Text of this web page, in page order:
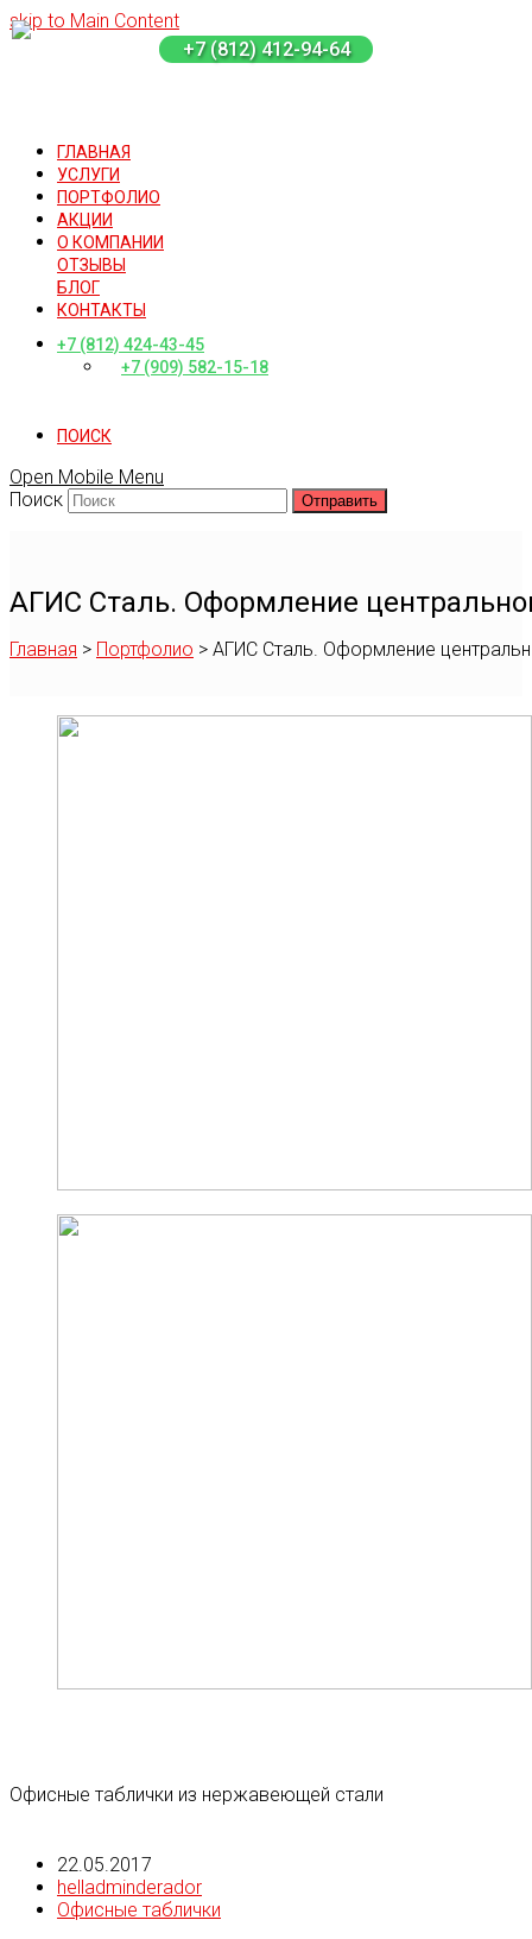
+7 (812) 412-94-64
skip to Main Content
ГЛАВНАЯ
УСЛУГИ
ПОРТФОЛИО
АКЦИИ
О КОМПАНИИ
ОТЗЫВЫ
БЛОГ
КОНТАКТЫ
+7 (812) 424-43-45
+7 (909) 582-15-18
ПОИСК
Open Mobile Menu
Поиск
Отправить
АГИС Сталь. Оформление
Главная > Портфолио > АГИС Сталь. Оформление
Офисные таблички из нержавеющей стали
22.05.2017
helladminderador
Офисные таблички